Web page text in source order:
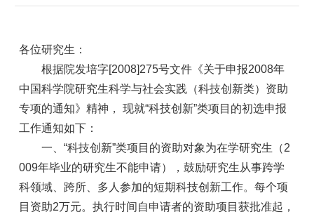
各位研究生：
根据院发培字[2008]275号文件《关于申报2008年
中国科学院研究生科学与社会实践（科技创新类）资助
专项的通知》精神， 现就“科技创新”类项目的初选申报
工作通知如下：
一、“科技创新”类项目的资助对象为在学研究生（2
009年毕业的研究生不能申请），鼓励研究生从事跨学
科领域、跨所、多人参加的短期科技创新工作。每个项
目资助2万元。执行时间自申请者的资助项目获批准起，